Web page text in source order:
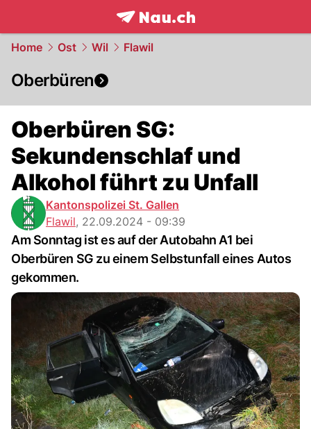
frontpage.NAU.ch
Home Ost Wil Flawil
Oberbüren
Oberbüren SG:
Sekundenschlaf und
Alkohol führt zu Unfall
Kantonspolizei St. Gallen
Flawil, 22.09.2024 - 09:39
Am Sonntag ist es auf der Autobahn A1 bei
Oberbüren SG zu einem Selbstunfall eines Autos
gekommen.